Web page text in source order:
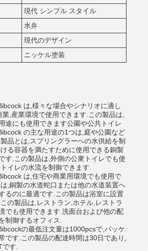
現代 シンプル スタイル
水弁
現代のデザイン
ニッケル塗装
は,様々な場合やシナリオに適し
,産業環境で使用できます.この製品は,
途にも使用できます公園や公共トイレ
の主な用途の1つは,庭や公園など
品とは,スプリングラーへの水供給を制
る容器を満たすために使用できる銅製
す.この製品は,外側の公衆トイレでも使
イレの水流を制御できます.
は,住宅や商業用環境でも使用で
,銅製の水道蛇口または他の水道装置へ
るのに最適です.この製品は浴室に設置
の製品は,レストラン,ホテル,レストラ
でも使用できます.洗面台および他の配
制御するオフィス.
の最低注文量は1000pcsで,パッケ
です.この製品の配達時間は30日であり,
す.